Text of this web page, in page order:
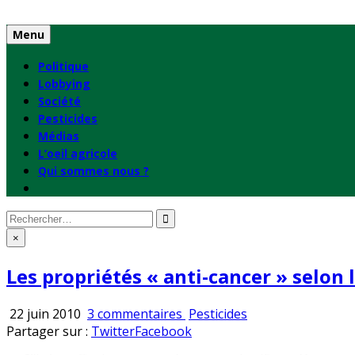
to
content
Menu
Politique
Lobbying
Société
Pesticides
Médias
L’oeil agricole
Qui sommes nous ?
Rechercher
: ×
Les propriétés « anti-cancer » selon
22 juin 2010 3 commentaires sur
Les
Publié
en
Pesticides
Partager sur : TwitterFacebook